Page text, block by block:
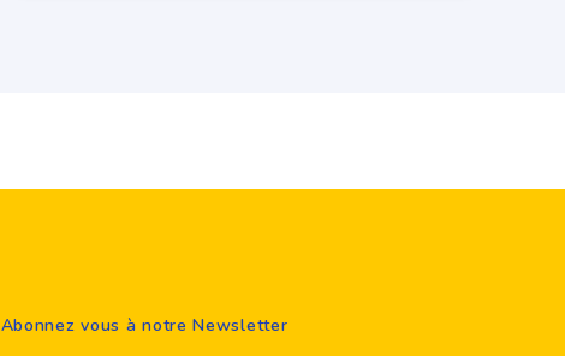
Abonnez vous à notre Newsletter